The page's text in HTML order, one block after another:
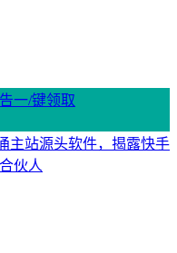
一/键领取
主站源头软件，揭露快手
伙人